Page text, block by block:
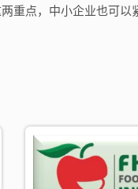
重点，中小企业也可以